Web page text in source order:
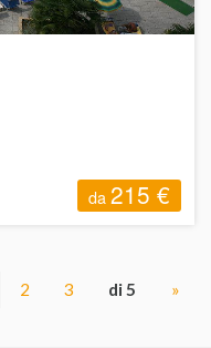
da215 €
2 3 di 5 »